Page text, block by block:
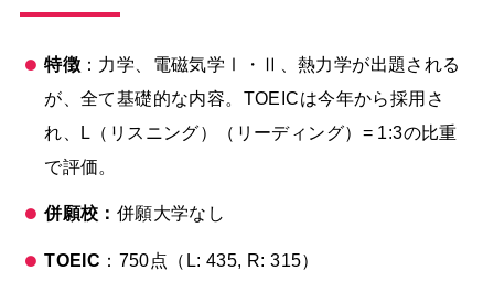
特徴：力学、電磁気学Ⅰ・Ⅱ、熱力学が出題される
が、全て基礎的な内容。TOEICは今年から採用さ
れ、L（リスニング）（リーディング）= 1:3の比重
で評価。
併願校： 併願大学なし
TOEIC ：750点（L: 435, R: 315）